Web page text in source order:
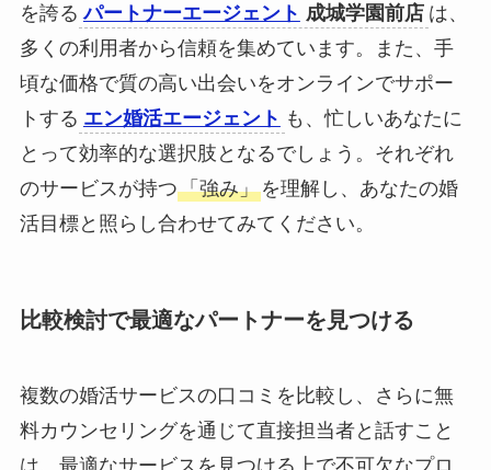
を誇る パートナーエージェント 成城学園前店 は、
多くの利用者から信頼を集めています。また、手
頃な価格で質の高い出会いをオンラインでサポー
トする エン婚活エージェント も、忙しいあなたに
とって効率的な選択肢となるでしょう。それぞれ
のサービスが持つ「強み」を理解し、あなたの婚
活目標と照らし合わせてみてください。
比較検討で最適なパートナーを見つける
複数の婚活サービスの口コミを比較し、さらに無
料カウンセリングを通じて直接担当者と話すこと